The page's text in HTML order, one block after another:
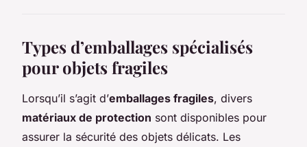
Types d’emballages spécialisés
pour objets fragiles
Lorsqu’il s’agit d’emballages fragiles, divers
matériaux de protection sont disponibles pour
assurer la sécurité des objets délicats. Les